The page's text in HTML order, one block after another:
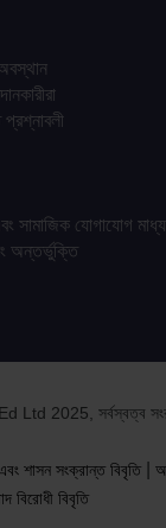
প্রশ্নাবলী
সামাজিক যোগাযোগ
অন্তর্ভুক্তি
Ltd 2025, সর্বস্বত্ব
শাসন সংক্রান্ত বিবৃতি |
বিরোধী বিবৃতি